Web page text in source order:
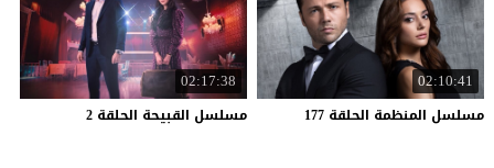
02:10:41
مسلسل المنظمة الحلقة 177
02:17:38
مسلسل القبيحة الحلقة 2